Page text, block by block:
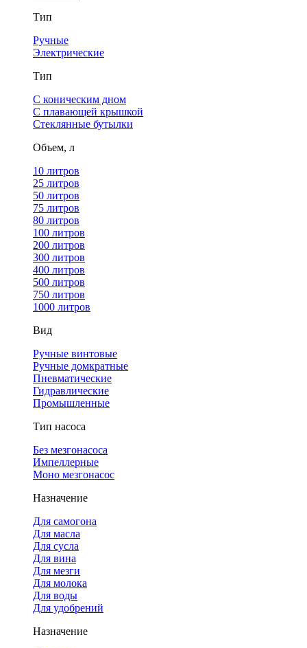
Тип
Ручные
Электрические
Тип
С коническим дном
С плавающей крышкой
Стеклянные бутылки
Объем, л
10 литров
25 литров
50 литров
75 литров
80 литров
100 литров
200 литров
300 литров
400 литров
500 литров
750 литров
1000 литров
Вид
Ручные винтовые
Ручные домкратные
Пневматические
Гидравлические
Промышленные
Тип насоса
Без мезгонасоса
Импеллерные
Моно мезгонасос
Назначение
Для самогона
Для масла
Для сусла
Для вина
Для мезги
Для молока
Для воды
Для удобрений
Назначение